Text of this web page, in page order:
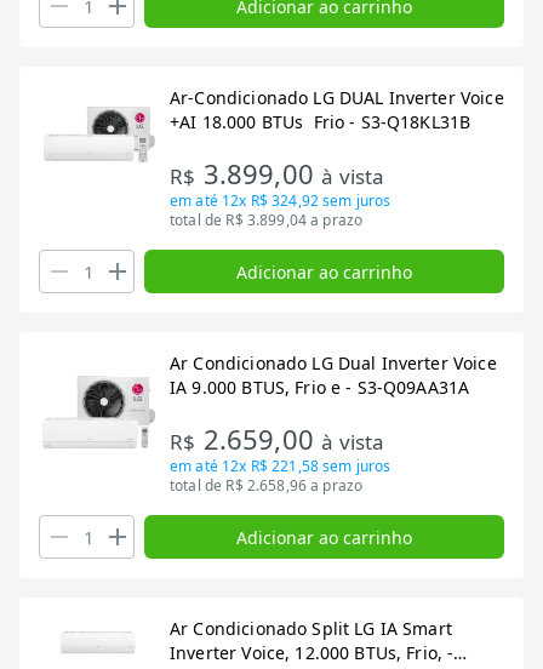
Adicionar ao carrinho
Ar-Condicionado LG DUAL Inverter Voice
+AI 18.000 BTUs Frio - S3-Q18KL31B
R$ 3.899,00à vista
em até 12x R$ 324,92sem juros
total de R$ 3.899,04 a prazo
Adicionar ao carrinho
Ar Condicionado LG Dual Inverter Voice
IA 9.000 BTUS, Frio e - S3-Q09AA31A
R$ 2.659,00à vista
em até 12x R$ 221,58sem juros
total de R$ 2.658,96 a prazo
Adicionar ao carrinho
Ar Condicionado Split LG IA Smart
Inverter Voice, 12.000 BTUs, Frio, -